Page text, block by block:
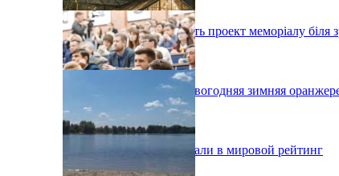
Архітектори розробляють проект меморіалу
На ВДНХ открылась новогодняя зимняя
Два киевских ВУЗа попали в мировой рейтинг